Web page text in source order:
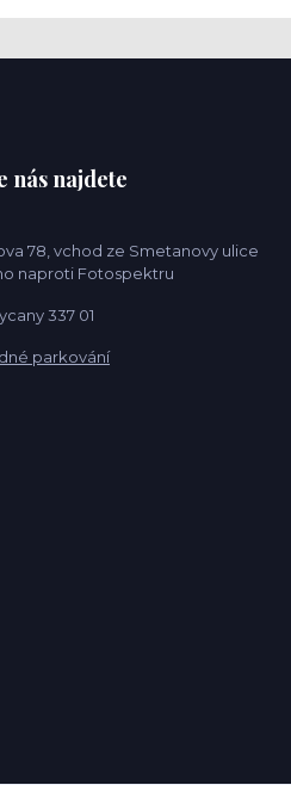
nás najdete
78, vchod ze Smetanovy ulice
naproti Fotospektru
337 01
parkování